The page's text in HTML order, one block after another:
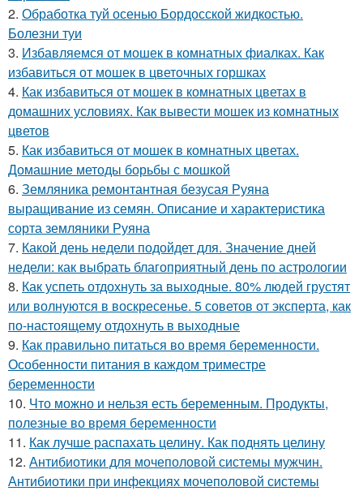
2. Обработка туй осенью Бордосской жидкостью.
Болезни туи
3. Избавляемся от мошек в комнатных фиалках. Как
избавиться от мошек в цветочных горшках
4. Как избавиться от мошек в комнатных цветах в
домашних условиях. Как вывести мошек из комнатных
цветов
5. Как избавиться от мошек в комнатных цветах.
Домашние методы борьбы с мошкой
6. Земляника ремонтантная безусая Руяна
выращивание из семян. Описание и характеристика
сорта земляники Руяна
7. Какой день недели подойдет для. Значение дней
недели: как выбрать благоприятный день по астрологии
8. Как успеть отдохнуть за выходные. 80% людей грустят
или волнуются в воскресенье. 5 советов от эксперта, как
по-настоящему отдохнуть в выходные
9. Как правильно питаться во время беременности.
Особенности питания в каждом триместре
беременности
10. Что можно и нельзя есть беременным. Продукты,
полезные во время беременности
11. Как лучше распахать целину. Как поднять целину
12. Антибиотики для мочеполовой системы мужчин.
Антибиотики при инфекциях мочеполовой системы